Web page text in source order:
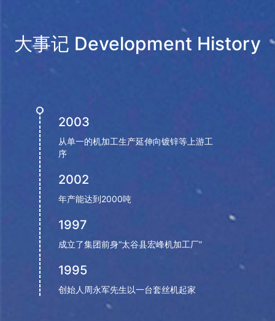
研发中心小组、两化融合小组、智能制造诊断小
组、质量攻关小组、市场信息组等。
立信息部及专职人员推动，省重点项目之一的全自
动化智能造型生产线铸造技术改造项目已完成验
收，立体库拥有5800余个货位，实现最高存货近
9000吨，通过计算机和WMS系统实现对库存的全
面管理，拥有先进先出和库存期限管理等功能，大
大提高了空间利用率，通过条码技术等，准确跟踪
货物的流向，节省人力资源成本，及时处理库存，
实现智能化仓储管理。软件层面：金蝶ERP系统，东
杰WMS系统，云之家移动OA系统，华中铸造管理系
统和定制的MES五大系统并行协作，让管理层对人
员、设备、物料、生产、资产等数据准确把握；硬
件层面：智能化立体仓库，高效率的流转线，全自
动化平口整形套丝设备、镀锌设备、浇注设备，高
大事记 Development History
2003
从单一的机加工生产延伸向镀锌等上游工
序
2002
年产能达到2000吨
1997
成立了集团前身“太谷县宏峰机加工厂”
1995
创始人周永军先生以一台套丝机起家